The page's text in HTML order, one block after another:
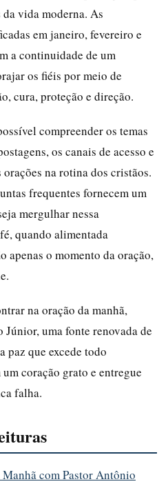
vida moderna. As
em janeiro, fevereiro e
a continuidade de um
os fiéis por meio de
cura, proteção e direção.
compreender os temas
os canais de acesso e
na rotina dos cristãos.
frequentes fornecem um
mergulhar nessa
quando alimentada
apenas o momento da oração,
na oração da manhã,
uma fonte renovada de
paz que excede todo
coração grato e entregue
falha.
com Pastor Antônio